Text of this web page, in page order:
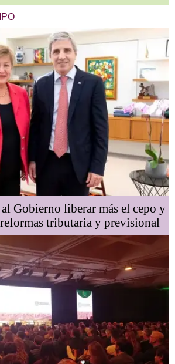
Gobierno liberar más el cepo y
tributaria y previsional